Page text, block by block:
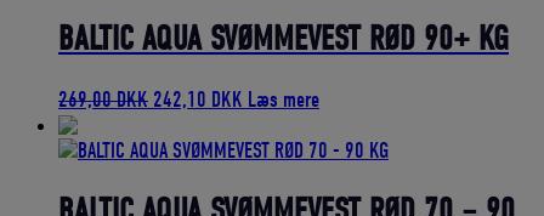
471,00 DKK.423,90 DKK.
BALTIC AQUA SVØMMEVEST RØD 90+ KG
269,00DKK Den
pris
269,00 DKK.
242,10 DKK Den
pris
242,10 DKK.
Læs mere